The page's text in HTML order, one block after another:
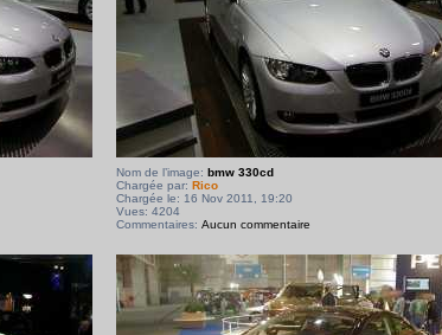
Nom de l’image: bmw 330cd
Chargée par: Rico
Chargée le: 16 Nov 2011, 19:20
Vues: 4204
Commentaires: Aucun commentaire